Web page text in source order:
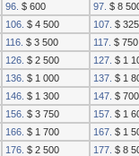
96. $ 600 97. $ 8
106. $ 4 500 107. $ 325
116. $ 3 500 117. $ 750
126. $ 2 500 127. $ 1
136. $ 1 000 137. $ 1
146. $ 1 300 147. $ 700
156. $ 3 750 157. $ 1
166. $ 1 700 167. $ 1
176. $ 2 500 177. $ 8